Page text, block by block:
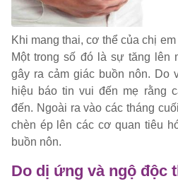
Khi mang thai, cơ thể của chị
Một trong số đó là sự tăng lên
gây ra cảm giác buồn nôn. Do
hiệu báo tin vui đến mẹ rằng
đến. Ngoài ra vào các tháng
chèn ép lên các cơ quan tiêu
buồn nôn.
Do dị ứng và ngộ độc